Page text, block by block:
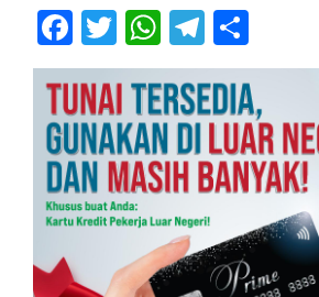
Facebook
Twitter
WhatsApp